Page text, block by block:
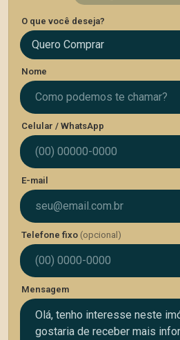
O que você deseja?
Quero Comprar
Nome
Celular / WhatsApp
E-mail
Telefone fixo (opcional)
Mensagem